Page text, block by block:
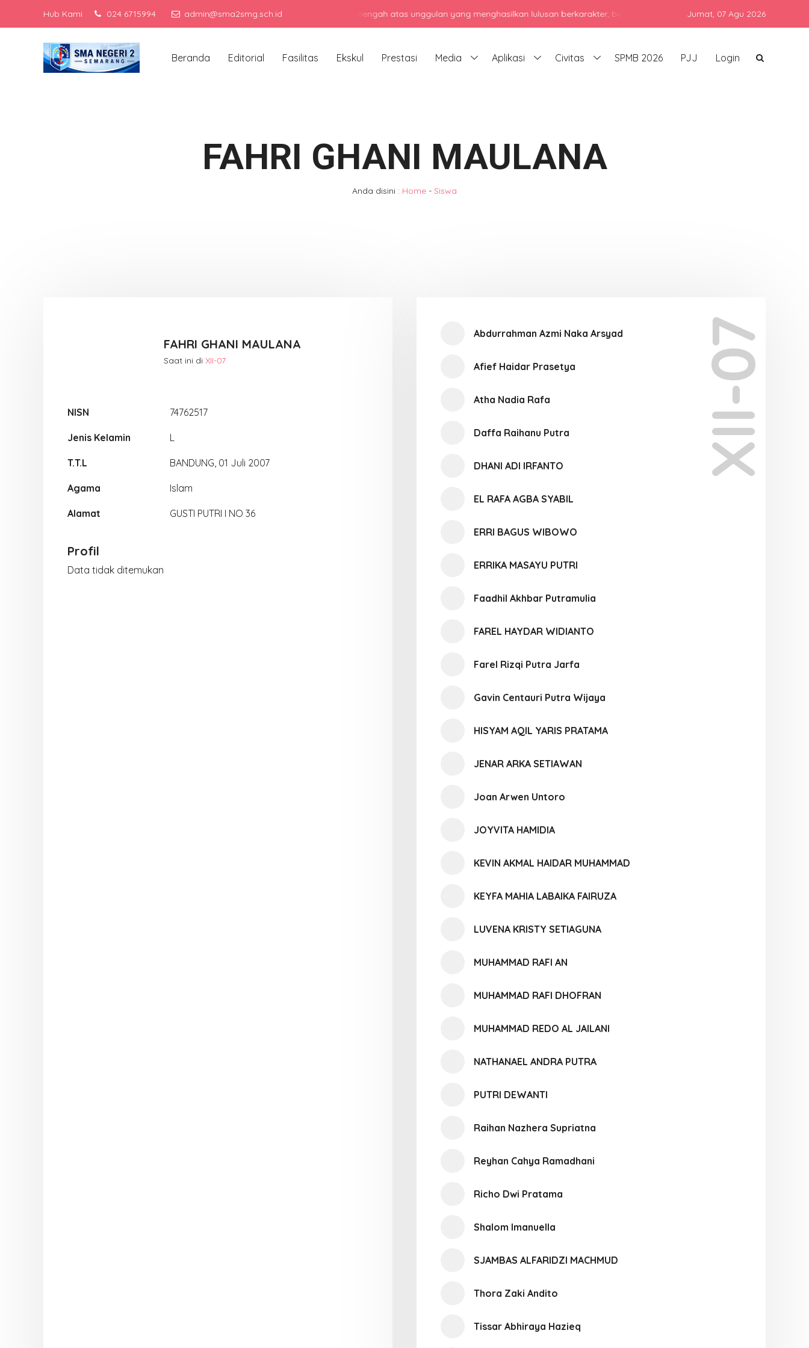
Hub Kami 024 6715994 admin@sma2smg.sch.idMenjadi sekolah menengah atas unggulan yang menghasilkan lulusan berkarakter, berprestasi, dan siap bersaing di era global dengan
Jumat, 07 Agu 2026
Beranda Editorial Fasilitas Ekskul Prestasi Media Aplikasi Civitas SPMB 2026 PJJ Login
FAHRI GHANI MAULANA
Anda disini : Home - Siswa
FAHRI GHANI MAULANA
Saat ini di XII-07
NISN 74762517
Jenis Kelamin L
T.T.L BANDUNG, 01 Juli 2007
Agama Islam
Alamat GUSTI PUTRI I NO 36
Profil
Data tidak ditemukan
XII-07
Abdurrahman Azmi Naka Arsyad
Afief Haidar Prasetya
Atha Nadia Rafa
Daffa Raihanu Putra
DHANI ADI IRFANTO
EL RAFA AGBA SYABIL
ERRI BAGUS WIBOWO
ERRIKA MASAYU PUTRI
Faadhil Akhbar Putramulia
FAREL HAYDAR WIDIANTO
Farel Rizqi Putra Jarfa
Gavin Centauri Putra Wijaya
HISYAM AQIL YARIS PRATAMA
JENAR ARKA SETIAWAN
Joan Arwen Untoro
JOYVITA HAMIDIA
KEVIN AKMAL HAIDAR MUHAMMAD
KEYFA MAHIA LABAIKA FAIRUZA
LUVENA KRISTY SETIAGUNA
MUHAMMAD RAFI AN
MUHAMMAD RAFI DHOFRAN
MUHAMMAD REDO AL JAILANI
NATHANAEL ANDRA PUTRA
PUTRI DEWANTI
Raihan Nazhera Supriatna
Reyhan Cahya Ramadhani
Richo Dwi Pratama
Shalom Imanuella
SJAMBAS ALFARIDZI MACHMUD
Thora Zaki Andito
Tissar Abhiraya Hazieq